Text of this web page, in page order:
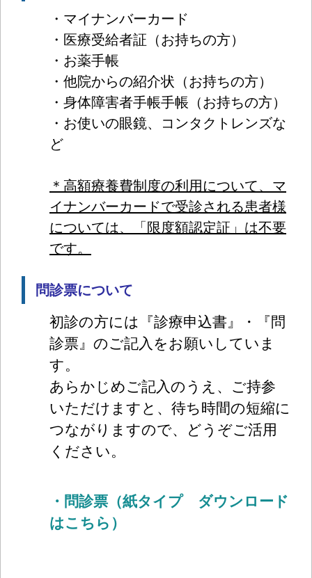
・マイナンバーカード
・医療受給者証（お持ちの方）
・お薬手帳
・他院からの紹介状（お持ちの方）
・身体障害者手帳手帳（お持ちの方）
・お使いの眼鏡、コンタクトレンズな
ど
＊高額療養費制度の利用について、マ
イナンバーカードで受診される患者様
については、「限度額認定証」は不要
です。
問診票について
初診の方には『診療申込書』・『問
診票』のご記入をお願いしていま
す。
あらかじめご記入のうえ、ご持参
いただけますと、待ち時間の短縮に
つながりますので、どうぞご活用
ください。
・問診票（紙タイプ ダウンロード
はこちら）